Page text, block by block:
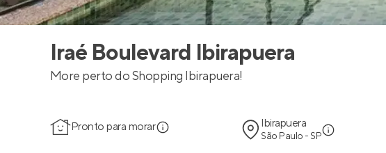
Iraé Boulevard Ibirapuera
More perto do Shopping Ibirapuera!
Pronto para morar Ibirapuera
São Paulo - SP